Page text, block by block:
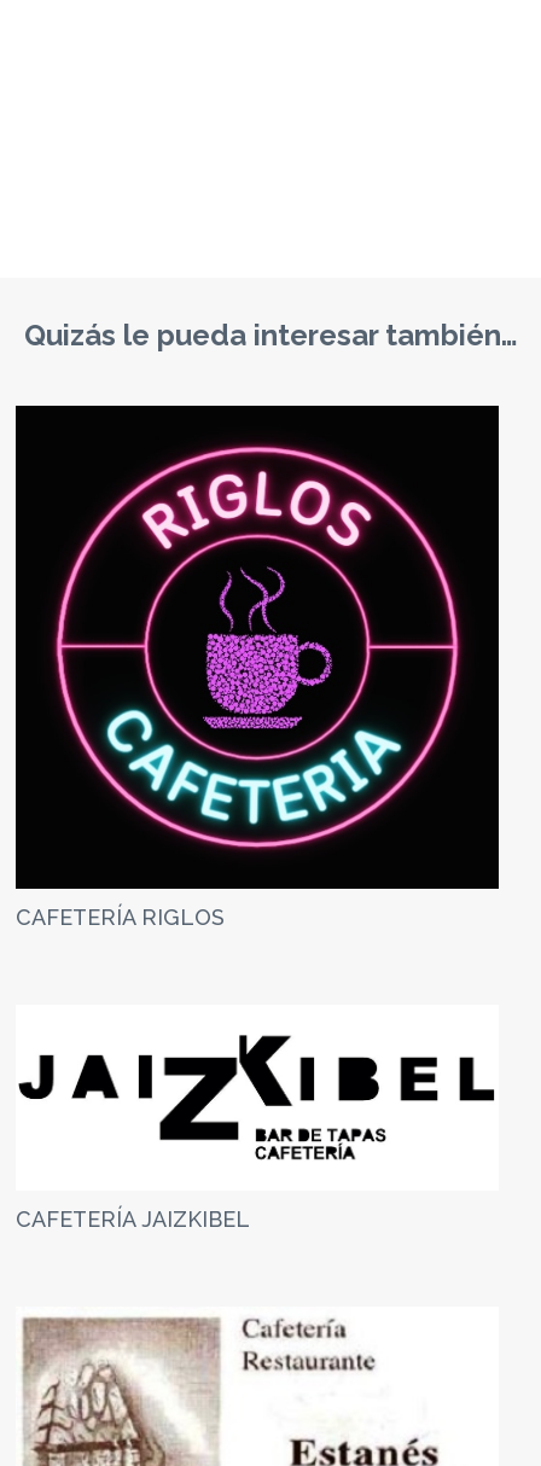
Quizás le pueda interesar también…
CAFETERÍA RIGLOS
CAFETERÍA JAIZKIBEL